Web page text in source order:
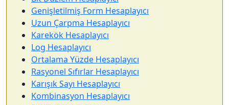
Genişletilmiş Form Hesaplayıcı
Uzun Çarpma Hesaplayıcı
Karekök Hesaplayıcı
Log Hesaplayıcı
Ortalama Yüzde Hesaplayıcı
Rasyonel Sıfırlar Hesaplayıcı
Karışık Sayı Hesaplayıcı
Kombinasyon Hesaplayıcı